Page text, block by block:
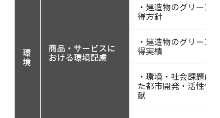
環
境
商品・サービスに
おける環境配慮
・建造物のグリーン
得方針
・建造物のグリーン
得実績
・環境・社会課題に
た都市開発・活性化
献